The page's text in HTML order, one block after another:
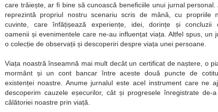
care trăiește, ar fi bine să cunoască beneficiile unui jurnal personal.
reprezintă propriul nostru scenariu scris de mână, cu propriile
cuvinte, care înfățișează experiențe, idei, dorințe și concluzii
oamenii și evenimentele care ne-au influențat viața. Altfel spus, un
o colecție de observații și descoperiri despre viața unei persoane.
Viața noastră înseamnă mai mult decât un certificat de naștere, o
mormânt și un cont bancar între aceste două puncte de
existenței noastre. Anume jurnalul este acel instrument care ne
descoperim cauzele eșecurilor, cât și progresele înregistrate de-
călătoriei noastre prin viață.